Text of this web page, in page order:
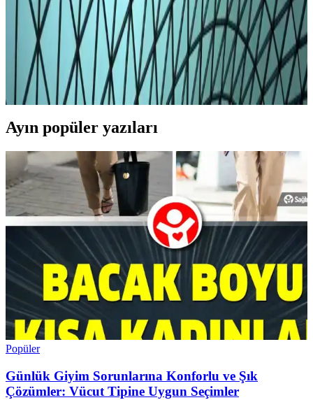
Erkekler İçin Beyaz Tayt: Günlük ve Spor
Kombinasyonlarıyla Modern Tarzın Anahtar
Parçası
Modern erkek giyiminde beyaz tayt, rahatlık ve şıklığı bir arada
sunar. Doğru seçim ve kombinasyonlarla günlük ve spor tarzınızı
tamamlayabilirsiniz.
Ayın popüler yazıları
Popüler
Günlük Giyim Sorunlarına Konforlu ve Şık
Çözümler: Vücut Tipine Uygun Seçimler